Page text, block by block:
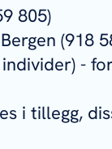
805)
(918
-
i tillegg,